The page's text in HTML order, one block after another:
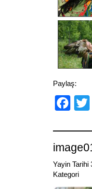
Paylaş:
Yayin Tarihi
Kategori